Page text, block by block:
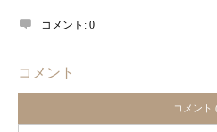
コメント: 0
コメント
コメント